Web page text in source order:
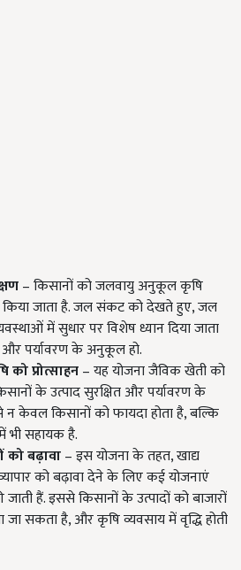
– किसानों को जलवायु अनुकूल कृषि
किया जाता है. जल संकट को देखते हुए, जल
में सुधार पर विशेष ध्यान दिया जाता
पर्यावरण के अनुकूल हो.
प्रोत्साहन– यह योजना जैविक खेती को
के उत्पाद सुरक्षित और पर्यावरण के
केवल किसानों को फायदा होता है, बल्कि
भी सहायक है.
को बढ़ावा– इस योजना के तहत, खाद्य
को बढ़ावा देने के लिए कई योजनाएं
जाती हैं. इससे किसानों के उत्पादों को बाजारों
सकता है, और कृषि व्यवसाय में वृद्धि होती